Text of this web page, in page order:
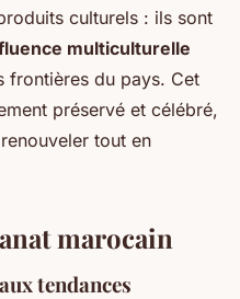
culturels : ils sont
multiculturelle
frontières du pays. Cet
préservé et célébré,
tout en
marocain
tendances